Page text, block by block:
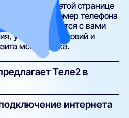
тариф на этой странице
указав свой номер телефона
Теле2 свяжется с вами
уточнения условий и
монтажника.
Теле2 в
тарифы с различной
до гигабитных. В
интернета